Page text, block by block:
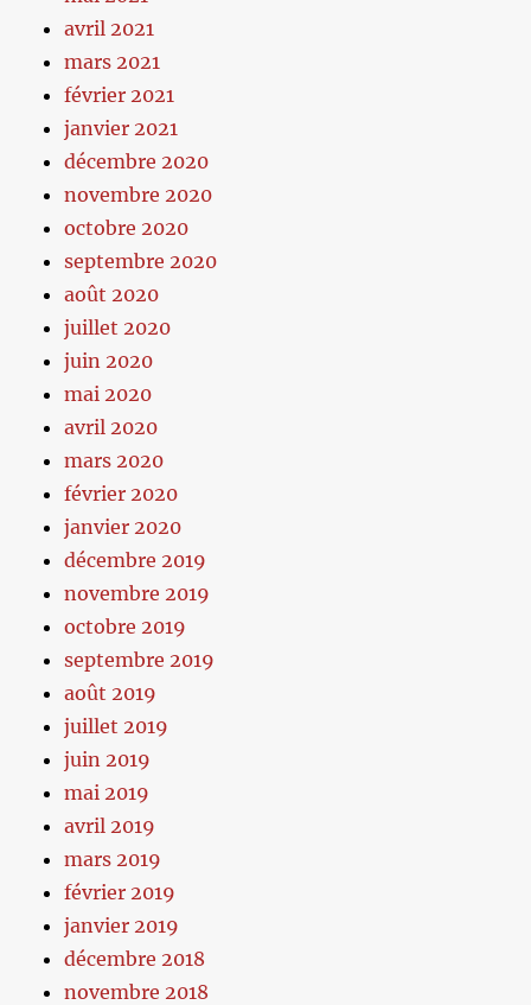
avril 2021
mars 2021
février 2021
janvier 2021
décembre 2020
novembre 2020
octobre 2020
septembre 2020
août 2020
juillet 2020
juin 2020
mai 2020
avril 2020
mars 2020
février 2020
janvier 2020
décembre 2019
novembre 2019
octobre 2019
septembre 2019
août 2019
juillet 2019
juin 2019
mai 2019
avril 2019
mars 2019
février 2019
janvier 2019
décembre 2018
novembre 2018